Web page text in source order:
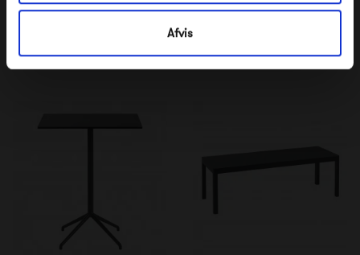
Afvis
5 095,00 kr 5 395,00 kr